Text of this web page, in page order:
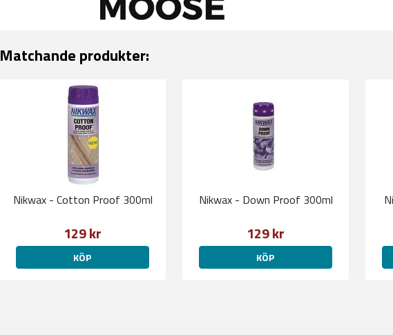
Matchande produkter:
Nikwax - Cotton Proof 300ml
129 kr
KÖP
Nikwax - Down Proof 300ml
129 kr
KÖP